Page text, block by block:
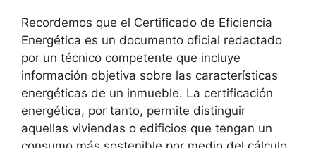
Recordemos que el Certificado de Eficiencia
Energética es un documento oficial redactado
por un técnico competente que incluye
información objetiva sobre las características
energéticas de un inmueble. La certificación
energética, por tanto, permite distinguir
aquellas viviendas o edificios que tengan un